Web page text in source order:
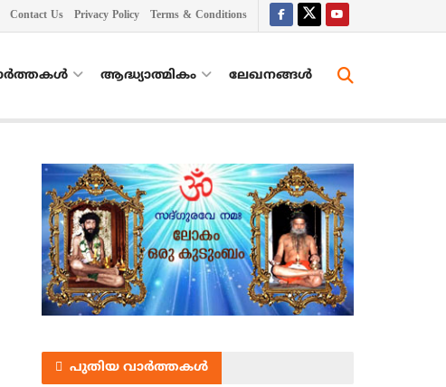
Contact Us Privacy Policy Terms & Conditions
ആദ്ധ്യാത്മികം ലേഖനങ്ങള്‍
പുതിയ വാർത്തകൾ